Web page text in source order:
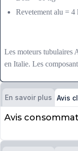
Revetement alu = 4
Les moteurs
en Italie. Les
En savoir plus Avis
Avis